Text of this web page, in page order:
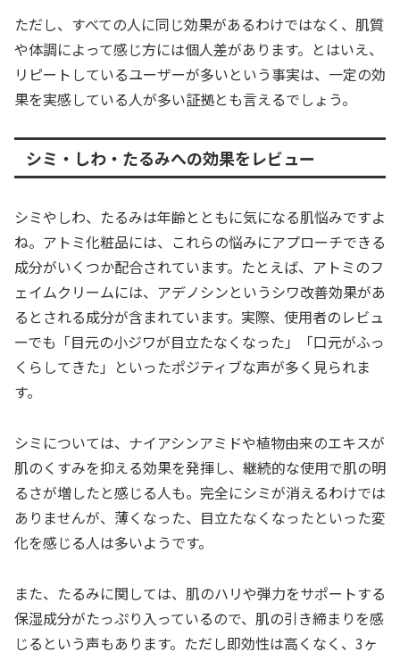
ただし、すべての人に同じ効果があるわけではなく、肌質
や体調によって感じ方には個人差があります。とはいえ、
リピートしているユーザーが多いという事実は、一定の効
果を実感している人が多い証拠とも言えるでしょう。
シミ・しわ・たるみへの効果をレビュー
シミやしわ、たるみは年齢とともに気になる肌悩みですよ
ね。アトミ化粧品には、これらの悩みにアプローチできる
成分がいくつか配合されています。たとえば、アトミのフ
ェイムクリームには、アデノシンというシワ改善効果があ
るとされる成分が含まれています。実際、使用者のレビュ
ーでも「目元の小ジワが目立たなくなった」「口元がふっ
くらしてきた」といったポジティブな声が多く見られま
す。
シミについては、ナイアシンアミドや植物由来のエキスが
肌のくすみを抑える効果を発揮し、継続的な使用で肌の明
るさが増したと感じる人も。完全にシミが消えるわけでは
ありませんが、薄くなった、目立たなくなったといった変
化を感じる人は多いようです。
また、たるみに関しては、肌のハリや弾力をサポートする
保湿成分がたっぷり入っているので、肌の引き締まりを感
じるという声もあります。ただし即効性は高くなく、3ヶ